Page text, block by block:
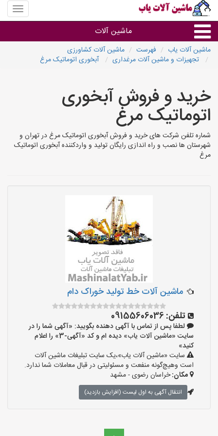
منوی
سایت
آلات
ماشین آلات
ماشین آلات
سایر گروه ها
ماشین آلات
ماشین آلات یاب فهرست
ماشین آلات کشاورزی
تجهیزات و ماشین آلات مرغداری
آبخوری اتوماتیک مرغ
خرید و فروش آبخوری
اتوماتیک مرغ
شماره تلفن شرکت های خرید و فروش آبخوری اتوماتیک مرغ در تهران و
شهرستان ها نصب و راه اندازی رایگان تولید و واردکننده آبخوری اتوماتیک
مرغ
ماشین آلات خط تولید خوراک دام
تلفن: 09155606036
لطفا پس از تماس با آگهی دهنده بگویید: «آگهی شما را در
سایت «ماشین آلات یاب» دیده ام و کد «آگهی-3» را اعلام
کنید»
سایت «ماشین آلات یاب»،یک سایت تبلیغات ماشین آلات
است وهیچ‌گونه منفعت و مسئولیتی در قبال معاملات شما ندارد.
مکان:خراسان رضوی - مشهد
انتقال آگهی به اول لیست (افزایش بازدید)